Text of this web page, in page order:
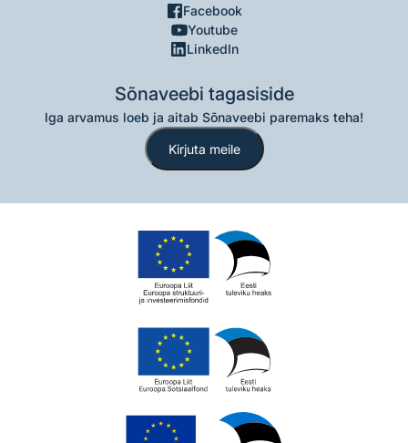
Facebook
Youtube
LinkedIn
Sõnaveebi tagasiside
Iga arvamus loeb ja aitab Sõnaveebi paremaks teha!
Kirjuta meile